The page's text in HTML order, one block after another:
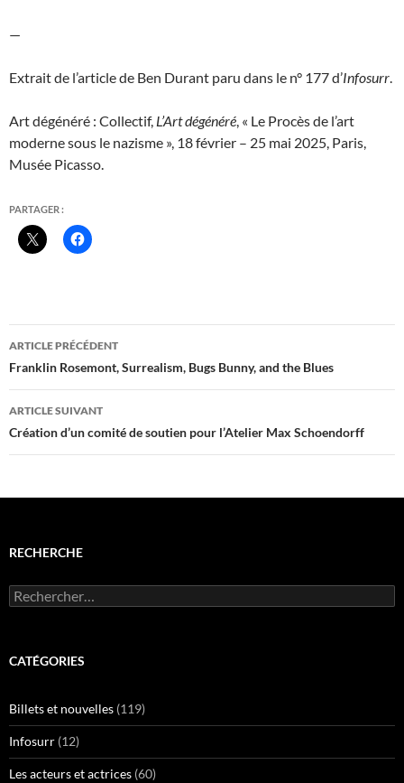
—
Extrait de l’article de Ben Durant paru dans le n° 177 d’Infosurr.
Art dégénéré : Collectif, L’Art dégénéré, « Le Procès de l’art
moderne sous le nazisme », 18 février – 25 mai 2025, Paris,
Musée Picasso.
PARTAGER :
Navigation
des
articles
ARTICLE PRÉCÉDENT
Franklin Rosemont, Surrealism, Bugs Bunny, and the Blues
ARTICLE SUIVANT
Création d’un comité de soutien pour l’Atelier Max Schoendorff
RECHERCHE
Rechercher :
CATÉGORIES
Billets et nouvelles (119)
Infosurr (12)
Les acteurs et actrices (60)